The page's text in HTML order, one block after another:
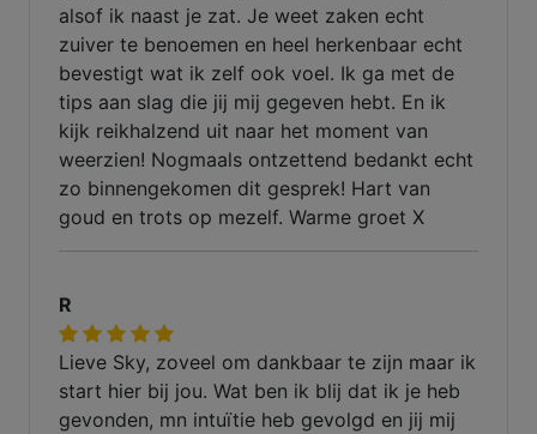
alsof ik naast je zat. Je weet zaken echt
zuiver te benoemen en heel herkenbaar echt
bevestigt wat ik zelf ook voel. Ik ga met de
tips aan slag die jij mij gegeven hebt. En ik
kijk reikhalzend uit naar het moment van
weerzien! Nogmaals ontzettend bedankt echt
zo binnengekomen dit gesprek! Hart van
goud en trots op mezelf. Warme groet X
R
Lieve Sky, zoveel om dankbaar te zijn maar ik
start hier bij jou. Wat ben ik blij dat ik je heb
gevonden, mn intuïtie heb gevolgd en jij mij